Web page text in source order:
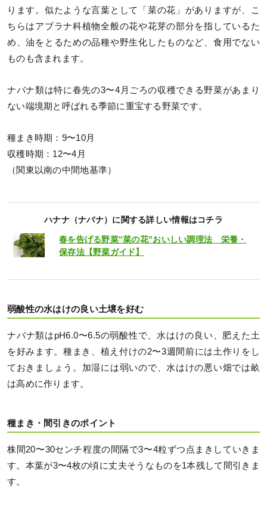
ります。似たような言葉として「菜の花」がありますが、こ
ちらはアブラナ科植物全般の花や花芽の部分を指しているた
め、油をとるための品種や野生化したものなど、食用でない
ものも含まれます。
ナバナ類は特に春先の3〜4月ごろの収穫できる野菜があまり
ない端境期と呼ばれる季節に重宝する野菜です。
種まき時期：9〜10月
収穫時期：12〜4月
（関東以南の中間地基準）
ハナナ（ナバナ）に関する詳しい情報はコチラ
春を告げる野菜‟菜の花”おいしい調理法 栄養・
保存法【野菜ガイド】
弱酸性の水はけの良い土壌を好む
ナバナ類はpH6.0〜6.5の弱酸性で、水はけの良い、肥えた土
を好みます。種まき、植え付けの2〜3週間前には土作りをし
ておきましょう。加湿には弱いので、水はけの悪い畑では畝
は高めに作ります。
種まき・間引きのポイント
株間20〜30センチ程度の間隔で3〜4粒ずつ点まきしていきま
す。本葉が3〜4枚の頃に丈夫そうなものを1本残して間引きま
す。